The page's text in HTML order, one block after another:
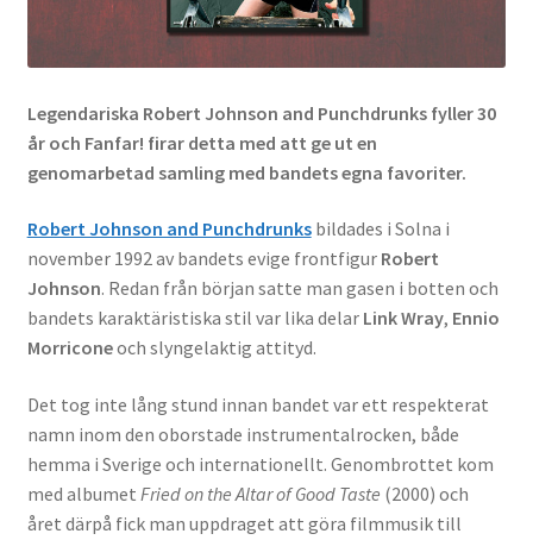
Legendariska Robert Johnson and Punchdrunks fyller 30
år och Fanfar! firar detta med att ge ut en
genomarbetad samling med bandets egna favoriter.
Robert Johnson and Punchdrunksbildades i Solna i
november 1992 av bandets evige frontfigur Robert
Johnson. Redan från början satte man gasen i botten och
bandets karaktäristiska stil var lika delar Link Wray, Ennio
Morriconeoch slyngelaktig attityd.
Det tog inte lång stund innan bandet var ett respekterat
namn inom den oborstade instrumentalrocken, både
hemma i Sverige och internationellt. Genombrottet kom
med albumet Fried on the Altar of Good Taste (2000) och
året därpå fick man uppdraget att göra filmmusik till